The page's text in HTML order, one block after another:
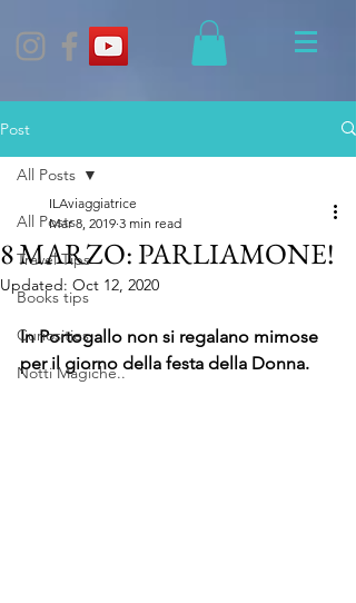
Post
All Posts
Travel Tips
Books tips
Curiosities
Notti Magiche..
All Posts
8 MARZO: PARLIAMONE!
ILAviaggiatrice
Mar 8, 2019 3 min read
Updated: Oct 12, 2020
In Portogallo non si regalano mimose
per il giorno della festa della Donna.